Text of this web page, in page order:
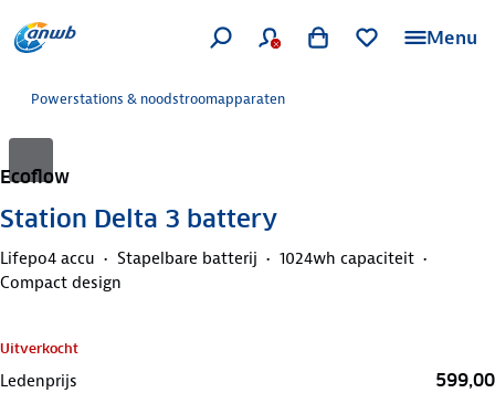
Menu
Powerstations & noodstroomapparaten
Ecoflow
Station Delta 3 battery
Lifepo4 accu Stapelbare batterij
1024wh capaciteit
Compact design
Uitverkocht
Ledenprijs 599,00